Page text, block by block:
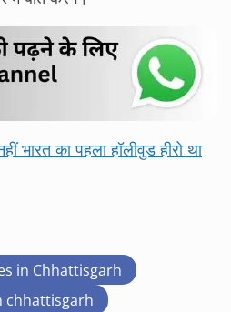
भारत का पहला हॉलीवुड हीरो था
in Chhattisgarh
chhattisgarh